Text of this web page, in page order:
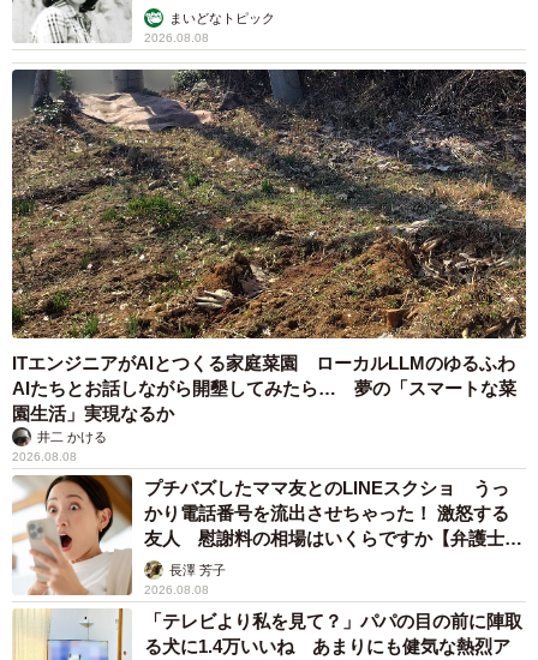
む」まいどなトピック
2026.08.08
ITエンジニアがAIとつくる家庭菜園 ローカルLLMのゆるふわ
AIたちとお話しながら開墾してみたら… 夢の「スマートな菜
園生活」実現なるか
井二 かける
2026.08.08
プチバズしたママ友とのLINEスクショ うっ
かり電話番号を流出させちゃった！ 激怒する
友人 慰謝料の相場はいくらですか【弁護士が
解説】長澤 芳子
2026.08.08
「テレビより私を見て？」パパの目の前に陣取
る犬に1.4万いいね あまりにも健気な熱烈ア